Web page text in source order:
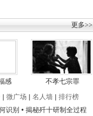
更多>>
感
不孝七宗罪
| 微广场 | 名人墙 | 排行榜
识别 • 揭秘歼十研制全过程